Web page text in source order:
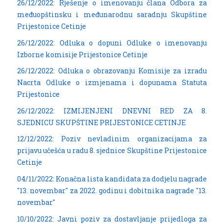
26/12/2022: Rješenje o imenovanju člana Odbora za
međuopštinsku i međunarodnu saradnju Skupštine
Prijestonice Cetinje
26/12/2022: Odluka o dopuni Odluke o imenovanju
Izborne komisije Prijestonice Cetinje
26/12/2022: Odluka o obrazovanju Komisije za izradu
Nacrta Odluke o izmjenama i dopunama Statuta
Prijestonice
26/12/2022: IZMIJENJENI DNEVNI RED ZA 8.
SJEDNICU SKUPŠTINE PRIJESTONICE CETINJE
12/12/2022: Poziv nevladinim organizacijama za
prijavu učešća u radu 8. sjednice Skupštine Prijestonice
Cetinje
04/11/2022: Konačna lista kandidata za dodjelu nagrade
"13. novembar" za 2022. godinu i dobitnika nagrade "13.
novembar"
10/10/2022: Javni poziv za dostavljanje prijedloga za